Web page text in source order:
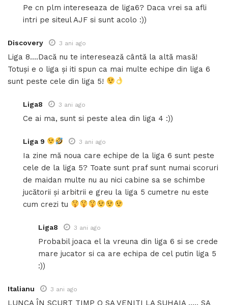
Pe cn plm intereseaza de liga6? Daca vrei sa afli
intri pe siteul AJF si sunt acolo :))
Discovery 3 ani ago
Liga 8….Dacă nu te interesează cântă la altă masă!
Totuși e o liga și iti spun ca mai multe echipe din liga 6
sunt peste cele din liga 5!
Liga8 3 ani ago
Ce ai ma, sunt si peste alea din liga 4 :))
Liga 9 3 ani ago
Ia zine mă noua care echipe de la liga 6 sunt peste
cele de la liga 5? Toate sunt praf sunt numai scoruri
de maidan multe nu au nici cabine sa se schimbe
jucătorii și arbitrii e greu la liga 5 cumetre nu este
cum crezi tu
Liga8 3 ani ago
Probabil joaca el la vreuna din liga 6 si se crede
mare jucator si ca are echipa de cel putin liga 5
:))
Italianu 3 ani ago
LUNCA ÎN SCURT TIMP O SA VENITI LA SUHAIA ….. SA